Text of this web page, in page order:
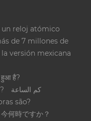
un reloj atómico
de 7 millones de
versión mexicana
हुआ है?
كم الساعة
são?
今何時ですか？